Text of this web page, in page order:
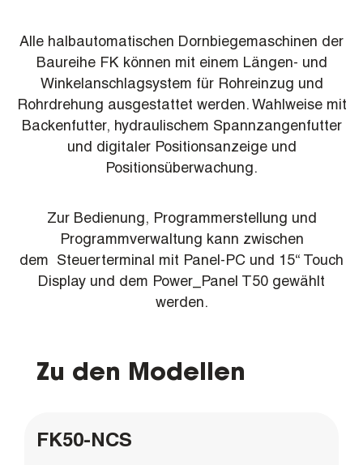
Alle halbautomatischen Dornbiegemaschinen der
Baureihe FK können mit einem Längen- und
Winkelanschlagsystem für Rohreinzug und
Rohrdrehung ausgestattet werden. Wahlweise mit
Backenfutter, hydraulischem Spannzangenfutter
und digitaler Positionsanzeige und
Positionsüberwachung.
Zur Bedienung, Programmerstellung und
Programmverwaltung kann zwischen
dem Steuerterminal mit Panel-PC und 15“ Touch
Display und dem Power_Panel T50 gewählt
werden.
Zu den Modellen
FK50-NCS